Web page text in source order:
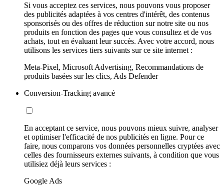
Si vous acceptez ces services, nous pouvons vous proposer
des publicités adaptées à vos centres d'intérêt, des contenus
sponsorisés ou des offres de réduction sur notre site ou nos
produits en fonction des pages que vous consultez et de vos
achats, tout en évaluant leur succès. Avec votre accord, nous
utilisons les services tiers suivants sur ce site internet :
Meta-Pixel, Microsoft Advertising, Recommandations de
produits basées sur les clics, Ads Defender
Conversion-Tracking avancé
En acceptant ce service, nous pouvons mieux suivre, analyser
et optimiser l'efficacité de nos publicités en ligne. Pour ce
faire, nous comparons vos données personnelles cryptées avec
celles des fournisseurs externes suivants, à condition que vous
utilisiez déjà leurs services :
Google Ads